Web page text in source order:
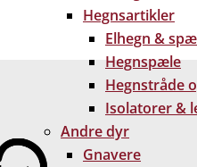
Hegnsartikler
Elhegn &
Hegnspæle
Hegnstråde
Isolatorer &
Andre dyr
Gnavere
så du kan få leveret dine